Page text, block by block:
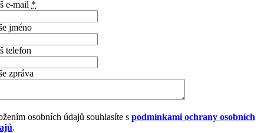
e-mail *
jméno
telefon
zpráva
osobních údajů souhlasíte spodmínkami ochrany osobních
.